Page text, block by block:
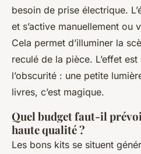
besoin de prise électrique.
et s’active manuellement ou
Cela permet d’illuminer la
reculé de la pièce. L’effet
l’obscurité : une petite
livres, c’est magique.
Quel budget faut-il
haute qualité ?
Les bons kits se situent